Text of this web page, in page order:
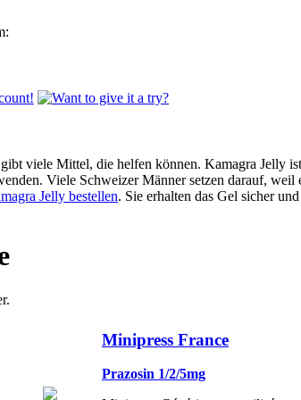
viele Mittel, die helfen können. Kamagra Jelly
Viele Schweizer Männer setzen darauf, weil
Jelly bestellen. Sie erhalten das Gel sicher und
Minipress France
Prazosin 1/2/5mg